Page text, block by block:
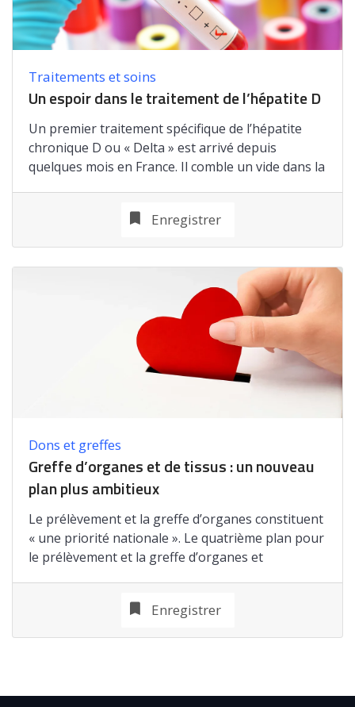
Traitements et soins
Un espoir dans le traitement de l’hépatite D
Un premier traitement spécifique de l’hépatite
chronique D ou « Delta » est arrivé depuis
quelques mois en France. Il comble un vide dans la
Enregistrer
Dons et greffes
Greffe d’organes et de tissus : un nouveau
plan plus ambitieux
Le prélèvement et la greffe d’organes constituent
« une priorité nationale ». Le quatrième plan pour
le prélèvement et la greffe d’organes et
Enregistrer